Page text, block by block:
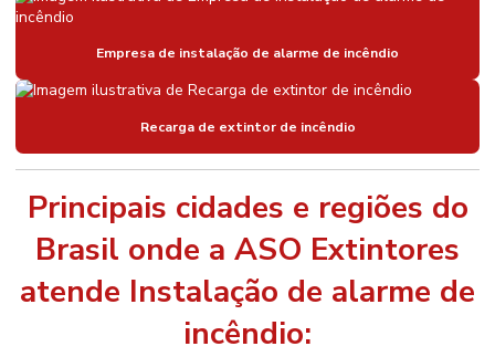
Empresa de instalação de alarme de incêndio
Recarga de extintor de incêndio
Principais cidades e regiões do
Brasil onde a ASO Extintores
atende Instalação de alarme de
incêndio: